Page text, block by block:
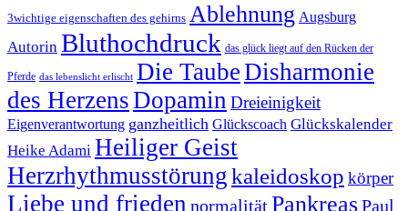
3wichtige eigenschaften des gehirns Ablehnung Augsburg
Autorin Bluthochdruck das glück liegt auf den Rücken der
Pferde das lebenslicht erlischt Die TaubeDisharmonie
des HerzensDopamin Dreieinigkeit
Eigenverantwortung ganzheitlich Glückscoach Glückskalender
Heike Adami Heiliger Geist
Herzrhythmusstörungkaleidoskop körper
Liebe und frieden normalitätPankreasPaul